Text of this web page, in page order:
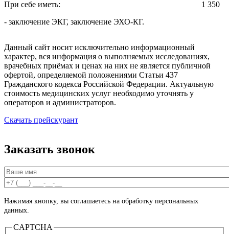
При себе иметь:
- заключение ЭКГ, заключение ЭХО-КГ.
1 350
Данный сайт носит исключительно информационный
характер, вся информация о выполняемых исследованиях,
врачебных приёмах и ценах на них не является публичной
офертой, определяемой положениями Статьи 437
Гражданского кодекса Российской Федерации. Актуальную
стоимость медицинских услуг необходимо уточнять у
операторов и администраторов.
Cкачать прейскурант
Заказать звонок
Ваше имя
Ваш номер телефона
Нажимая кнопку, вы соглашаетесь на обработку персональных
данных.
CAPTCHA